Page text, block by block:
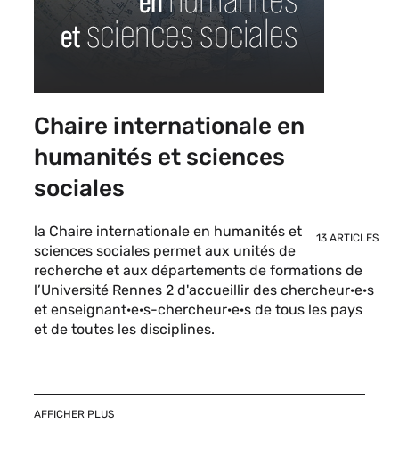
Chaire internationale en
humanités et sciences
sociales
13 ARTICLES
la Chaire internationale en humanités et
sciences sociales permet aux unités de
recherche et aux départements de formations de
l’Université Rennes 2 d'accueillir des chercheur·e·s
et enseignant·e·s-chercheur·e·s de tous les pays
et de toutes les disciplines.
AFFICHER PLUS